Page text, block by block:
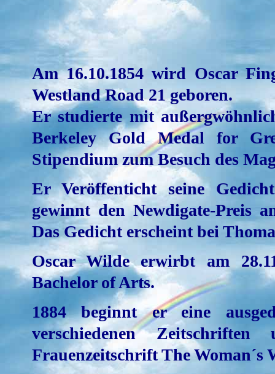
Am 16.10.1854 wird Oscar
Westland Road 21 geboren.
Er studierte mit
Berkeley Gold Medal for
Stipendium zum Besuch des
Er Veröffenticht seine
gewinnt den Newdigate-Preis
Das Gedicht erscheint bei
Oscar Wilde erwirbt am
Bachelor of Arts.
1884 beginnt er eine
verschiedenen
Frauenzeitschrift The Woman´s